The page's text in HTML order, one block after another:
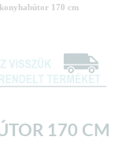
170 cm
170 CM